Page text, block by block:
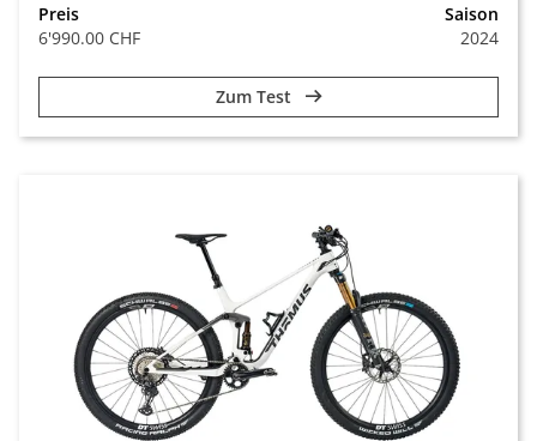
Preis
6'990.00 CHF
Saison
2024
Zum Test